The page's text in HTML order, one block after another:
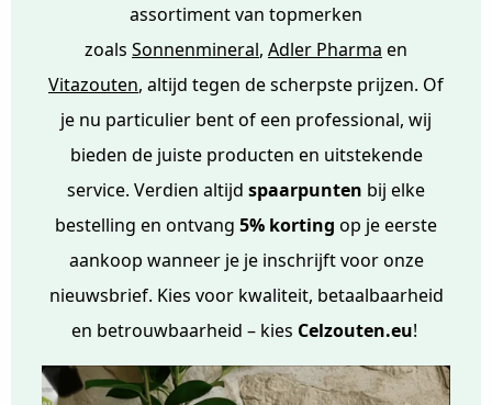
assortiment van topmerken
zoals Sonnenmineral, Adler Pharma en
Vitazouten, altijd tegen de scherpste prijzen. Of
je nu particulier bent of een professional, wij
bieden de juiste producten en uitstekende
service. Verdien altijd spaarpunten bij elke
bestelling en ontvang 5% korting op je eerste
aankoop wanneer je je inschrijft voor onze
nieuwsbrief. Kies voor kwaliteit, betaalbaarheid
en betrouwbaarheid – kies Celzouten.eu!